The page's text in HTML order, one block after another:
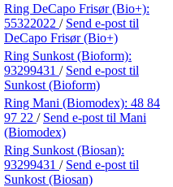
Ring DeCapo Frisør (Bio+):
55322022 / Send e-post til
DeCapo Frisør (Bio+)
Ring Sunkost (Bioform):
93299431 / Send e-post til
Sunkost (Bioform)
Ring Mani (Biomodex): 48 84
97 22 / Send e-post til Mani
(Biomodex)
Ring Sunkost (Biosan):
93299431 / Send e-post til
Sunkost (Biosan)